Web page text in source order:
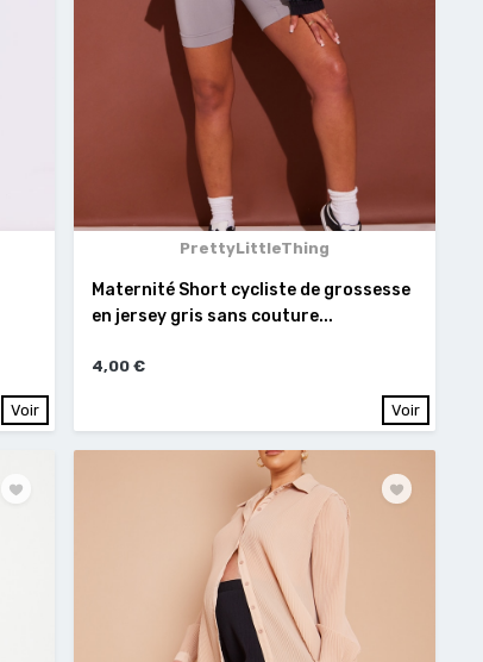
Voir
PrettyLittleThing
Maternité Short cycliste de grossesse
en jersey gris sans couture...
4,00 €
Voir